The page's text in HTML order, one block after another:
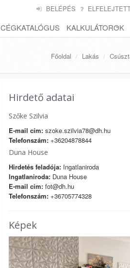
BELÉPÉS
CÉGKATALÓGUS KALKULÁTOROK
Főoldal Lakás
Hirdető adatai
Szőke Szilvia
E-mail cím:szoke.szilvia78@dh.hu
Telefonszám:+36204878844
Duna House
Hirdetés feladója:Ingatlaniroda
Ingatlaniroda:Duna House
E-mail cím:fot@dh.hu
Telefonszám:+36705774328
Képek